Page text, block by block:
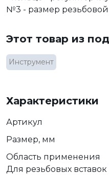
№3 - размер резьбовой
Этот товар из
Инструмент
Характеристики
Артикул
Размер, мм
Область применения
Для резьбовых